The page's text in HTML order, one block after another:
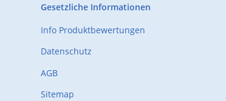
Gesetzliche Informationen
Info Produktbewertungen
Datenschutz
AGB
Sitemap